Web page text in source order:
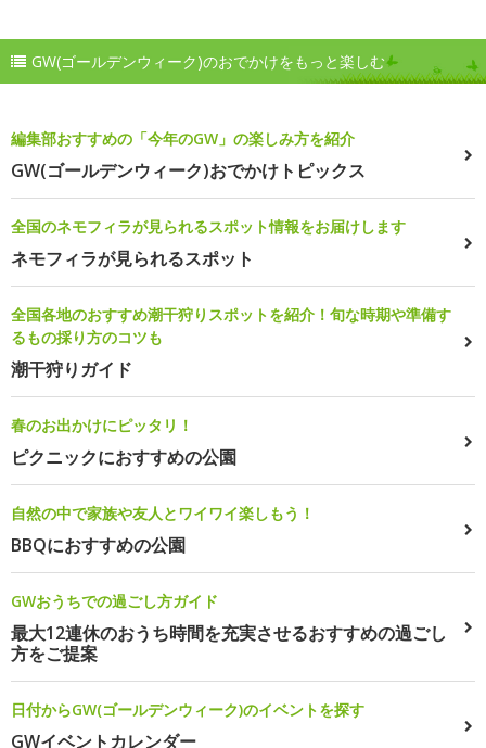
GW(ゴールデンウィーク)のおでかけをもっと楽しむ
編集部おすすめの「今年のGW」の楽しみ方を紹介
GW(ゴールデンウィーク)おでかけトピックス
全国のネモフィラが見られるスポット情報をお届けします
ネモフィラが見られるスポット
全国各地のおすすめ潮干狩りスポットを紹介！旬な時期や準備す
るもの採り方のコツも
潮干狩りガイド
春のお出かけにピッタリ！
ピクニックにおすすめの公園
自然の中で家族や友人とワイワイ楽しもう！
BBQにおすすめの公園
GWおうちでの過ごし方ガイド
最大12連休のおうち時間を充実させるおすすめの過ごし
方をご提案
日付からGW(ゴールデンウィーク)のイベントを探す
GWイベントカレンダー